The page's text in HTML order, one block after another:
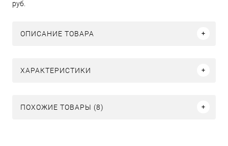
руб.
ОПИСАНИЕ ТОВАРА
ХАРАКТЕРИСТИКИ
ПОХОЖИЕ ТОВАРЫ (8)